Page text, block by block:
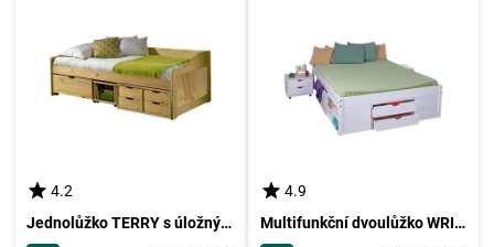
4.2
Jednolůžko TERRY s úložnými prostory včetně roštu, masiv borovice lak
4.9
Multifunkční dvoulůžko WRIGHTSON 160x200 cm, masiv borovice/bílý lak